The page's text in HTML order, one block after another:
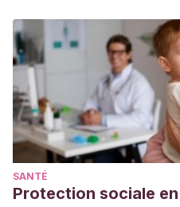
PMCID: PMC6563911.
SANTÉ
Protection sociale